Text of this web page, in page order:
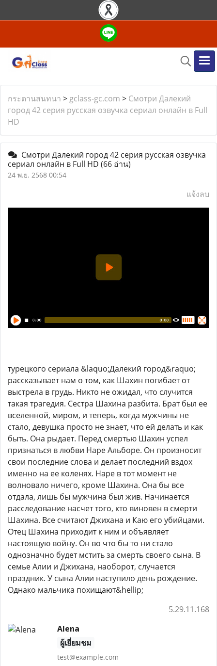
กระดานสนทนา > gclass-gc.com > Смотри Далекий
город 42 серия русская озвучка сериал онлайн в Full
HD
Смотри Далекий город 42 серия русская озвучка
сериал онлайн в Full HD (66 อ่าน)
24 พ.ย. 2568 00:54
แจ้งลบ
турецкого сериала &laquo;Далекий город&raquo;
рассказывает нам о том, как Шахин погибает от
выстрела в грудь. Никто не ожидал, что случится
такая трагедия. Сестра Шахина разбита. Брат был ее
вселенной, миром, и теперь, когда мужчины не
стало, девушка просто не знает, что ей делать и как
быть. Она рыдает. Перед смертью Шахин успел
признаться в любви Наре Альборе. Он произносит
свои последние слова и делает последний вздох
именно на ее коленях. Наре в тот момент не
волновало ничего, кроме Шахина. Она бы все
отдала, лишь бы мужчина был жив. Начинается
расследование насчет того, кто виновен в смерти
Шахина. Все считают Джихана и Каю его убийцами.
Отец Шахина приходит к ним и объявляет
настоящую войну. Он во что бы то ни стало
однозначно будет мстить за смерть своего сына. В
семье Алии и Джихана, наоборот, случается
праздник. У сына Алии наступило день рождение.
Однако мальчика похищают&hellip;
5.29.11.168
Alena
ผู้เยี่ยมชม
test@example.com